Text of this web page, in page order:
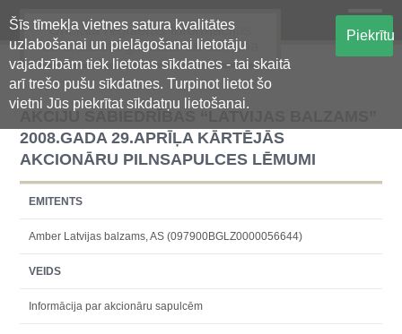
Šīs tīmekļa vietnes satura kvalitātes
uzlabošanai un pielāgošanai lietotāju
vajadzībām tiek lietotas sīkdatnes - tai skaitā
arī trešo pušu sīkdatnes. Turpinot lietot šo
vietni Jūs piekrītat sīkdatņu lietošanai.
Piekrītu
Oficiālā regulētās informācijas
centralizētā glabāšanas sistēma
AKCIJU SABIEDRĪBAS “LATVIJAS BALZAMS”
2008.GADA 29.APRĪĻA KĀRTĒJĀS
AKCIONĀRU PILNSAPULCES LĒMUMI
EMITENTS
Amber Latvijas balzams, AS (097900BGLZ0000056644)
VEIDS
Informācija par akcionāru sapulcēm